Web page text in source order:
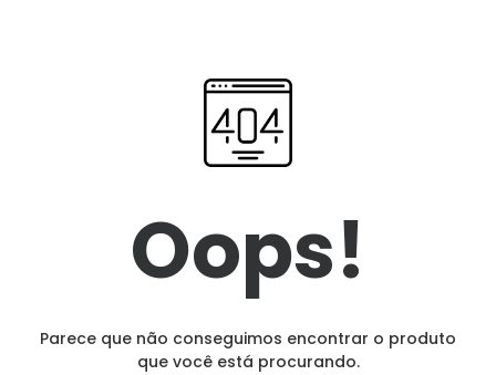
Oops!
Parece que não conseguimos encontrar o produto
que você está procurando.